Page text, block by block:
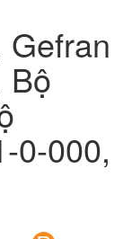
Gefran
Bộ
0-000,